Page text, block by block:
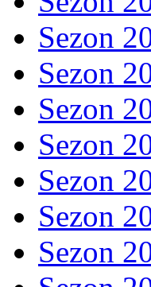
Sezon
Sezon
Sezon
Sezon
Sezon
Sezon
Sezon